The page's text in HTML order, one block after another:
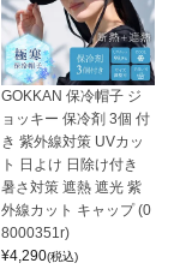
GOKKAN 保冷帽子 ジ
ョッキー 保冷剤 3個 付
き 紫外線対策 UVカッ
ト 日よけ 日除け付き
暑さ対策 遮熱 遮光 紫
外線カット キャップ (0
8000351r)
¥4,290(税込)